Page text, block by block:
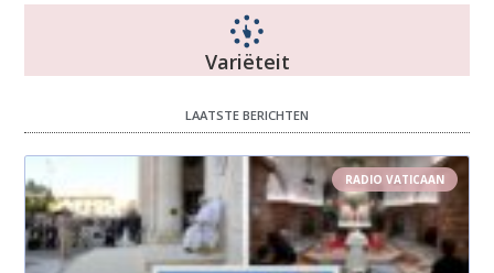
Variëteit
LAATSTE BERICHTEN
RADIO VATICAAN